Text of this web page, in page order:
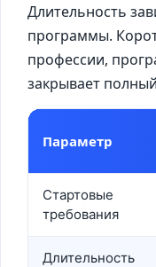
Длительность
программы.
профессии,
закрывает
Параметр
Стартовые
требования
Длительность